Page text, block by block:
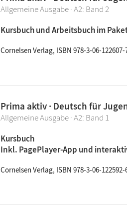
Allgemeine Ausgabe · A2: Band 2
Kursbuch und Arbeitsbuch im
Cornelsen Verlag, ISBN 978-3-06-122607-
Prima aktiv · Deutsch für
Allgemeine Ausgabe · A2: Band 1
Kursbuch
Inkl. PagePlayer-App und
Cornelsen Verlag, ISBN 978-3-06-122592-